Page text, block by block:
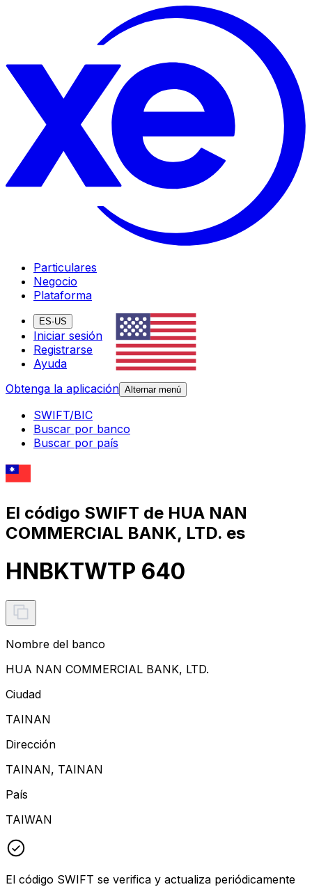
Particulares
Negocio
Plataforma
ES-US
Iniciar sesión
Registrarse
Ayuda
Obtenga la aplicación Alternar menú
SWIFT/BIC
Buscar por banco
Buscar por país
El código SWIFT de HUA NAN
COMMERCIAL BANK, LTD. es
HNBKTWTP 640
Nombre del banco
HUA NAN COMMERCIAL BANK, LTD.
Ciudad
TAINAN
Dirección
TAINAN, TAINAN
País
TAIWAN
El código SWIFT se verifica y actualiza periódicamente